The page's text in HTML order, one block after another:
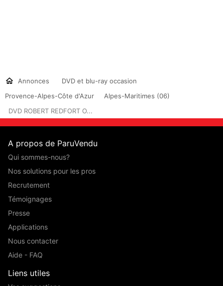
Annonces
DVD et blu-ray occasion
Provence-Alpes-Côte d'Azur
Alpes-Maritimes (06)
DVD ROBERT REDFORT O...
A propos de ParuVendu
Qui sommes-nous?
Nos solutions pour les pros
Recrutement
Témoignages
Presse
Applications
Nous contacter
Aide - FAQ
Liens utiles